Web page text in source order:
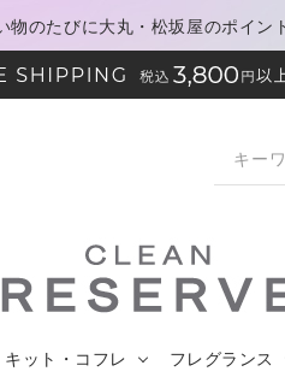
物のたびに大丸・松坂屋のポイン
キット・コフレ フレグランス